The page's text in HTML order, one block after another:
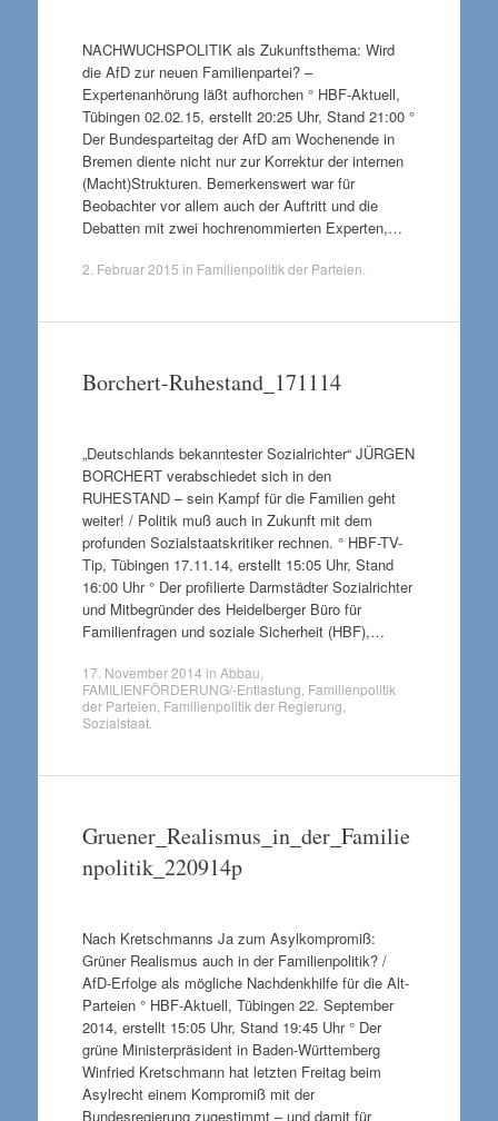
NACHWUCHSPOLITIK als Zukunftsthema: Wird
die AfD zur neuen Familienpartei? –
Expertenanhörung läßt aufhorchen ° HBF-Aktuell,
Tübingen 02.02.15, erstellt 20:25 Uhr, Stand 21:00 °
Der Bundesparteitag der AfD am Wochenende in
Bremen diente nicht nur zur Korrektur der internen
(Macht)Strukturen. Bemerkenswert war für
Beobachter vor allem auch der Auftritt und die
Debatten mit zwei hochrenommierten Experten,…
2. Februar 2015 in Familienpolitik der Parteien
Borchert-Ruhestand_171114
„Deutschlands bekanntester Sozialrichter“ JÜRGEN
BORCHERT verabschiedet sich in den
RUHESTAND – sein Kampf für die Familien geht
weiter! / Politik muß auch in Zukunft mit dem
profunden Sozialstaatskritiker rechnen. ° HBF-TV-
Tip, Tübingen 17.11.14, erstellt 15:05 Uhr, Stand
16:00 Uhr ° Der profilierte Darmstädter Sozialrichter
und Mitbegründer des Heidelberger Büro für
Familienfragen und soziale Sicherheit (HBF),…
17. November 2014 in Abbau
FAMILIENFÖRDERUNG/-Entlastung Familienpolitik
der Parteien Familienpolitik der Regierung
Sozialstaat.
Gruener_Realismus_in_der_Familie
npolitik_220914p
Nach Kretschmanns Ja zum Asylkompromiß:
Grüner Realismus auch in der Familienpolitik? /
AfD-Erfolge als mögliche Nachdenkhilfe für die Alt-
Parteien ° HBF-Aktuell, Tübingen 22. September
2014, erstellt 15:05 Uhr, Stand 19:45 Uhr ° Der
grüne Ministerpräsident in Baden-Württemberg
Winfried Kretschmann hat letzten Freitag beim
Asylrecht einem Kompromiß mit der
Bundesregierung zugestimmt – und damit für